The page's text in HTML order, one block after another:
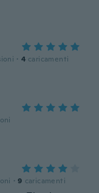
· 4 caricamenti
· 9 caricamenti